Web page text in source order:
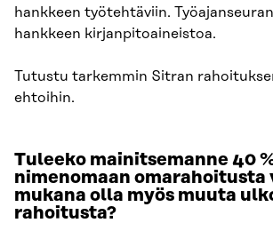
hankkeen työtehtäviin.
hankkeen kirjanpitoaineistoa.
Tutustu tarkemmin Sitran
ehtoihin.
Tuleeko mainitsemanne 40
nimenomaan omarahoitusta
mukana olla myös muuta
rahoitusta?